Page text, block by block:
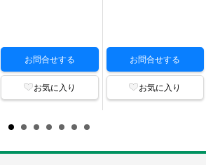
お問合せする
お気に入り
お問合せする
お気に入り